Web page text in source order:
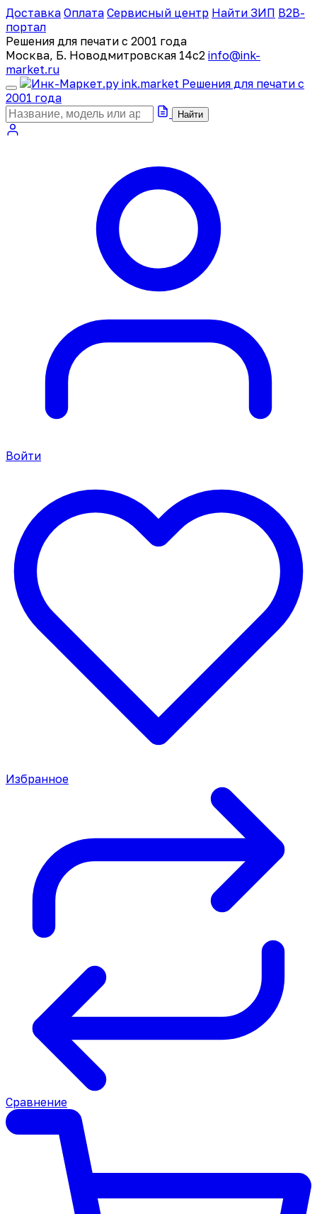
Доставка Оплата Сервисный центр Найти ЗИП B2B-
портал
Решения для печати с 2001 года
Москва, Б. Новодмитровская 14с2 info@ink-
market.ru
ink.market Решения для печати с
2001 года
Найти
Войти
Избранное
Сравнение